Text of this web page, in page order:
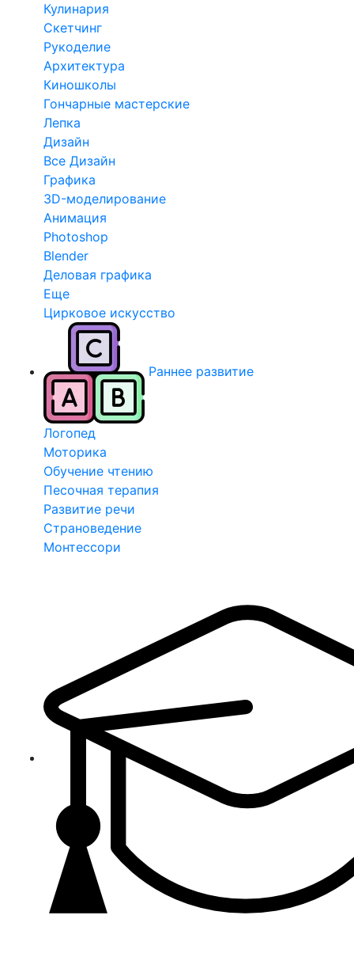
Кулинария
Скетчинг
Рукоделие
Архитектура
Киношколы
Гончарные мастерские
Лепка
Дизайн
Все Дизайн
Графика
3D-моделирование
Анимация
Photoshop
Blender
Деловая графика
Еще
Цирковое искусство
Раннее развитие
Логопед
Моторика
Обучение чтению
Песочная терапия
Развитие речи
Страноведение
Монтессори